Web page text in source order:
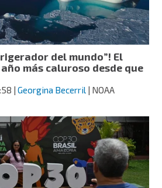
del mundo”! El
más caluroso desde que
|Georgina Becerril | NOAA